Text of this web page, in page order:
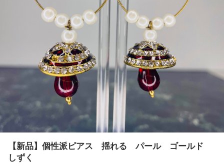
【新品】個性派ピアス 揺れる パール ゴールド
しずく